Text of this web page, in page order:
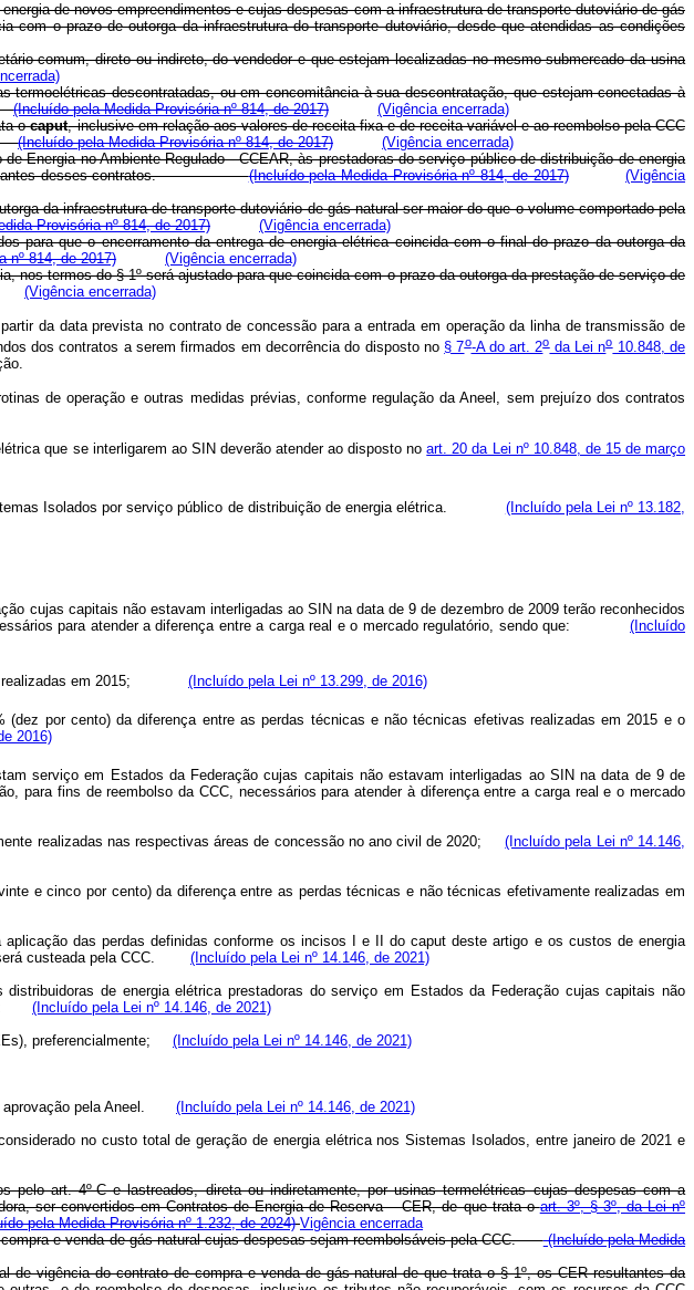
de novos empreendimentos e cujas despesas com a infraestrutura de transporte dutoviário de gás
com o prazo de outorga da infraestrutura do transporte dutoviário, desde que atendidas as condições
comum, direto ou indireto, do vendedor e que estejam localizadas no mesmo submercado da usina
termoelétricas descontratadas, ou em concomitância à sua descontratação, que estejam conectadas à
(Incluído pela Medida Provisória nº 814, de 2017)
(Vigência encerrada)
ocaput, inclusive em relação aos valores de receita fixa e de receita variável e ao reembolso pela CCC
(Incluído pela Medida Provisória nº 814, de 2017)
(Vigência encerrada)
Energia no Ambiente Regulado - CCEAR, às prestadoras do serviço público de distribuição de energia
aos montantes desses contratos.(Incluído pela Medida Provisória nº 814, de 2017)
(Vigência
da infraestrutura de transporte dutoviário de gás natural ser maior do que o volume comportado pela
Provisória nº 814, de 2017)
(Vigência encerrada)
para que o encerramento da entrega de energia elétrica coincida com o final do prazo da outorga da
nº 814, de 2017)
(Vigência encerrada)
nos termos do § 1º será ajustado para que coincida com o prazo da outorga da prestação de serviço de
(Vigência encerrada)
da data prevista no contrato de concessão para a entrada em operação da linha de transmissão de
dos contratos a serem firmados em decorrência do disposto no § 7o-A do art. 2oda Lei no10.848, de
de operação e outras medidas prévias, conforme regulação da Aneel, sem prejuízo dos contratos
que se interligarem ao SIN deverão atender ao disposto noart. 20 da Lei nº 10.848, de 15 de março
Isolados por serviço público de distribuição de energia elétrica. (Incluído pela Lei nº 13.182,
cujas capitais não estavam interligadas ao SIN na data de 9 de dezembro de 2009 terão reconhecidos
para atender a diferença entre a carga real e o mercado regulatório, sendo que: (Incluído
realizadas em 2015; (Incluído pela Lei nº 13.299, de 2016)
por cento) da diferença entre as perdas técnicas e não técnicas efetivas realizadas em 2015 e o
2016)
serviço em Estados da Federação cujas capitais não estavam interligadas ao SIN na data de 9 de
para fins de reembolso da CCC, necessários para atender à diferença entre a carga real e o mercado
realizadas nas respectivas áreas de concessão no ano civil de 2020;(Incluído pela Lei nº 14.146,
e cinco por cento) da diferença entre as perdas técnicas e não técnicas efetivamente realizadas em
aplicação das perdas definidas conforme os incisos I e II docaput deste artigo e os custos de energia
será custeada pela CCC. (Incluído pela Lei nº 14.146, de 2021)
de energia elétrica prestadoras do serviço em Estados da Federação cujas capitais não
(Incluído pela Lei nº 14.146, de 2021)
preferencialmente; (Incluído pela Lei nº 14.146, de 2021)
à aprovação pela Aneel. (Incluído pela Lei nº 14.146, de 2021)
no custo total de geração de energia elétrica nos Sistemas Isolados, entre janeiro de 2021 e
art. 4º-C e lastreados, direta ou indiretamente, por usinas termelétricas cujas despesas com a
ser convertidos em Contratos de Energia de Reserva – CER, de que trata oart. 3º, § 3º, da Lei nº
pela Medida Provisória nº 1.232, de 2024) Vigência encerrada
e venda de gás natural cujas despesas sejam reembolsáveis pela CCC.(Incluído pela Medida
vigência do contrato de compra e venda de gás natural de que trata o § 1º, os CER resultantes da